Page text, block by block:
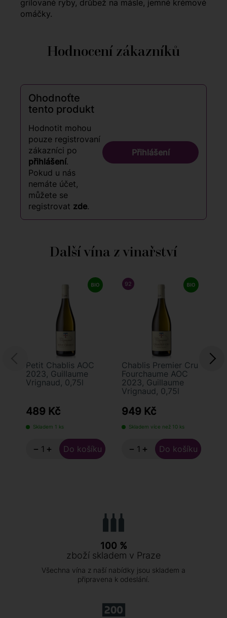
grilované ryby, drůbež na másle, jemné krémové
omáčky.
Hodnocení zákazníků
Ohodnoťte
tento produkt
Hodnotit mohou
pouze registrovaní
zákazníci po
přihlášení.
Pokud u nás
nemáte účet,
můžete se
registrovat zde.
Přihlášení
Další vína z vinařství
Petit Chablis AOC
2023, Guillaume
Vrignaud, 0,75l
489 Kč
Skladem 1 ks
− +
92 TIM ATKIN
Chablis Premier Cru
Fourchaume AOC
2023, Guillaume
Vrignaud, 0,75l
949 Kč
Skladem více než 10 ks
− +
100 %
zboží skladem v Praze
Všechna vína z naší nabídky jsou skladem a
připravena k odeslání.